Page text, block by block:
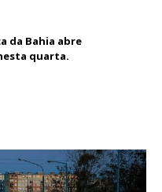
da Bahia abre
quarta.